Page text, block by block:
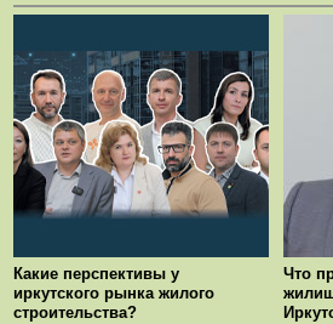
Какие перспективы у
иркутского рынка жилого
строительства?
Что